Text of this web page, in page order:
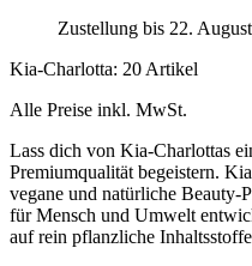
Zustellung bis 22. August
Kia-Charlotta: 20 Artikel
Alle Preise inkl. MwSt.
Lass dich von Kia-Charlottas
Premiumqualität begeistern.
vegane und natürliche Beauty-
für Mensch und Umwelt
auf rein pflanzliche